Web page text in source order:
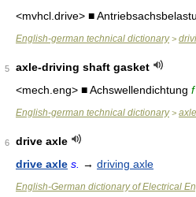
<mvhcl.drive> ■
English-german technical dictionary>
5
axle-driving shaft gasket
<mech.eng> ■ Achswellendichtung f
English-german technical dictionary>
6
drive axle
drive axle s. → driving axle
English-German dictionary of Electrical